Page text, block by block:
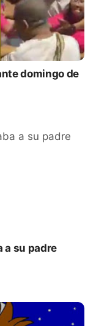
domingo de
a su padre